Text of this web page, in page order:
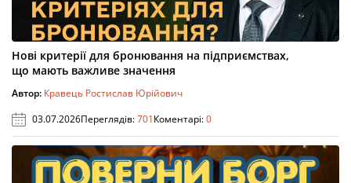
Нові критерії для бронювання на підприємствах,
що мають важливе значення
Автор: Кравець Ростислав Юрійович
03.07.2026Переглядів:701Коментарі:0